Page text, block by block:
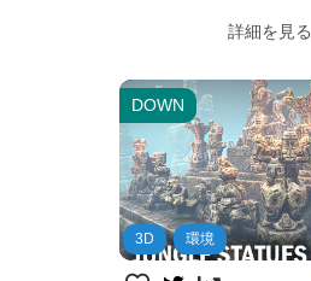
詳細を見る
DOWN
3D 環境